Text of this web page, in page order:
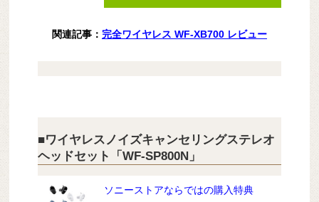
関連記事： 完全ワイヤレス WF-XB700 レビュー
■ワイヤレスノイズキャンセリングステレオ
ヘッドセット「WF-SP800N」
ソニーストアならではの購入特典